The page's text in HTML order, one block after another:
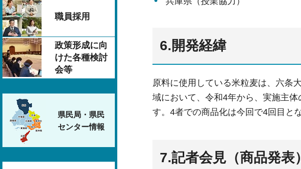
職員採用
政策形成に向
けた各種検討
会等
県民局・県民
センター情報
6.開発経緯
原料に使用している米粒麦は、六条
域において、令和4年から、実施主
す。4者での商品化は今回で4回目と
7.記者会見（商品発表）